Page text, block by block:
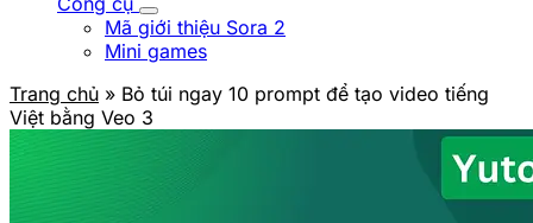
Mã giới thiệu Sora 2
Mini games
Trang chủ » Bỏ túi ngay 10 prompt để tạo video tiếng
Việt bằng Veo 3